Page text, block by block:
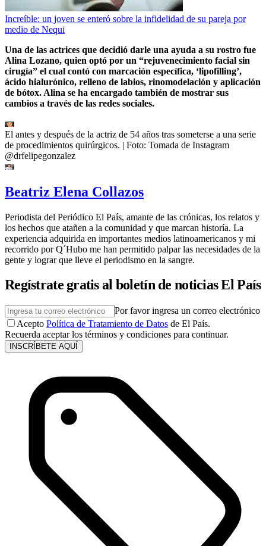
Increíble: un joven se enteró sobre la infidelidad de su pareja por
medio de Nequi
Una de las actrices que decidió darle una ayuda a su rostro fue
Alina Lozano, quien optó por un “rejuvenecimiento facial sin
cirugía” el cual contó con marcación específica, ‘lipofilling’,
ácido hialurónico, relleno de labios, rinomodelación y aplicación
de bótox. Alina se ha encargado también de mostrar sus
cambios a través de las redes sociales.
El antes y después de la actriz de 54 años tras someterse a una serie
de procedimientos quirúrgicos. | Foto: Tomada de Instagram
@drfelipegonzalez
Beatriz Elena Collazos
Periodista del Periódico El País, amante de las crónicas, los relatos y
los hechos que atañen a la comunidad y que marcan historía. La
experiencia adquirida en importantes medios latinoamericanos y mi
recorrido por Q´Hubo me han permitido palpar las necesidades de la
gente y lograr que lleve el periodismo en la sangre.
Regístrate gratis al boletín de noticias El País
Por favor ingresa un correo electrónico
Acepto Política de Tratamiento de Datos de El País.
Recuerda aceptar los términos y condiciones para continuar.
INSCRÍBETE AQUÍ